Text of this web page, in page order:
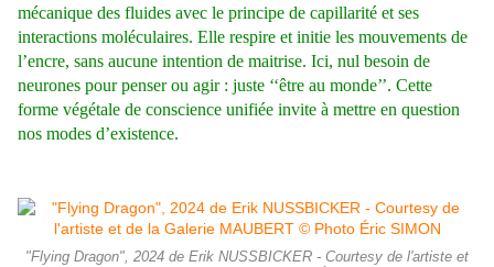
mécanique des fluides avec le principe de capillarité et ses
interactions moléculaires. Elle respire et initie les mouvements de
l’encre, sans aucune intention de maitrise. Ici, nul besoin de
neurones pour penser ou agir : juste ‘‘être au monde’’. Cette
forme végétale de conscience unifiée invite à mettre en question
nos modes d’existence.
"Flying Dragon", 2024 de Erik NUSSBICKER - Courtesy de l'artiste et